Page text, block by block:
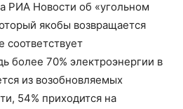
РИА Новости об «угольном
якобы возвращается
соответствует
более 70% электроэнергии в
из возобновляемых
54% приходится на